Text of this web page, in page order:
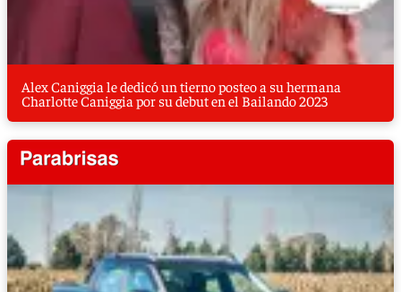
Alex Caniggia le dedicó un tierno posteo a su hermana
Charlotte Caniggia por su debut en el Bailando 2023